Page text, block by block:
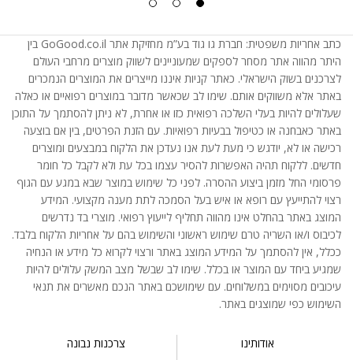
כתב אחריות משפטית: חברת גו גוד בע”מ מחזיקת אתר GoGood.co.il בין
היתר מהווה אתר מסחר לספקים שמעוניינים לשווק מוצרים מרחבי העולם
לצרכנים בשוק הישראלי. כאתר קניות איננו מייצרים את המוצרים הנמכרים
באתר אלא משווקים אותם. שימו לב שכאשר מדובר במוצרים רפואיים או כאלה
שעלולים להיות בעלי השלכה רפואית כזו או אחרת, לא ניתן להסתמך על התוכן
באתר כאבחנה או כטיפול בבעיות רפואיות. עם הזנת הפרטים, בין אם בוצעה
רכישה או לא, יודגש כי מעת לעת אנו נעדכן את הלקוח במבצעים ומוצרים
חדשים. ללקוח תהיה האפשרות להסיר עצמו בכל עת ולא לקבל כל חומר
פרסומי החל מזמן ביצוע ההסרה. לפני כל שימוש במוצר שבא במגע עם הגוף
רצוי להתייעץ עם רופא או איש בעל הסמכה לתת מענה מקצועי. המידע
המוצג באתר בהחלט אינו מהווה תחליף לייעוץ רפואי. מוצרי בד נדרשים
לכיבוס ו/או השריה טרם שימוש ראשוני והשימוש בהם על אחריות הלקוח בלבד.
ככלל, אין להסתמך על המידע המוצג באתר ורצוי לקרוא כל מידע או הנחיה
שמגיע ביחד עם המוצר או בכלל. שימו לב שבשל מצב המשק עלולים להיות
עיכובים מסוימים במשלוחים. עם שימושכם באתר הנכם מאשרים את תנאי
השימוש כפי שמוצגים באתר.
אודותינו צרכנות נבונה